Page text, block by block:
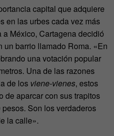
capital que adquiere
en las urbes cada vez más
México, Cartagena decidió
un barrio llamado Roma. «En
una votación popular
Una de las razones
de los viene-vienes, estos
de aparcar con sus trapitos
Son los verdaderos
la calle».